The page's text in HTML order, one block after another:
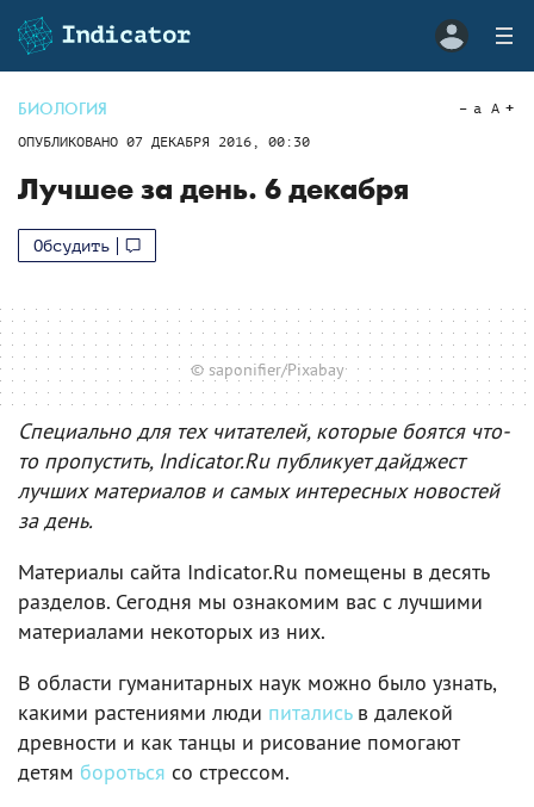
БИОЛОГИЯ
ОПУБЛИКОВАНО 07 ДЕКАБРЯ 2016, 00:30
a A
Лучшее за день. 6 декабря
Обсудить
© saponifier/Pixabay
Специально для тех читателей, которые боятся что-
то пропустить, Indicator.Ru публикует дайджест
лучших материалов и самых интересных новостей
за день.
Материалы сайта Indicator.Ru помещены в десять
разделов. Сегодня мы ознакомим вас с лучшими
материалами некоторых из них.
В области гуманитарных наук можно было узнать,
какими растениями люди питалисьв далекой
древности и как танцы и рисование помогают
детям бороться со стрессом.